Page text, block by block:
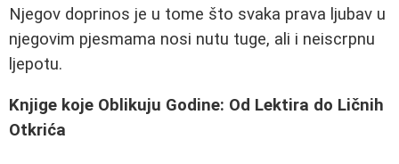
Njegov doprinos je u tome što svaka prava ljubav u
njegovim pjesmama nosi nutu tuge, ali i neiscrpnu
ljepotu.
Knjige koje Oblikuju Godine: Od Lektira do Ličnih
Otkrića